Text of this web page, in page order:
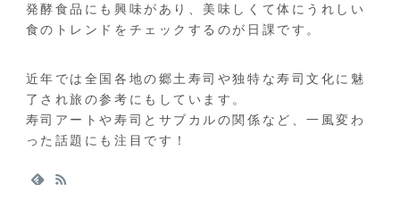
発酵食品にも興味があり、美味しくて体にうれしい
食のトレンドをチェックするのが日課です。
近年では全国各地の郷土寿司や独特な寿司文化に魅
了され旅の参考にもしています。
寿司アートや寿司とサブカルの関係など、一風変わ
った話題にも注目です！